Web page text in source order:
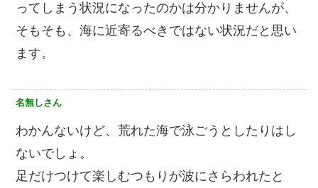
ってしまう状況になったのかは分かりませんが、
そもそも、海に近寄るべきではない状況だと思い
ます。
名無しさん
わかんないけど、荒れた海で泳ごうとしたりはし
ないでしょ。
足だけつけて楽しむつもりが波にさらわれたと